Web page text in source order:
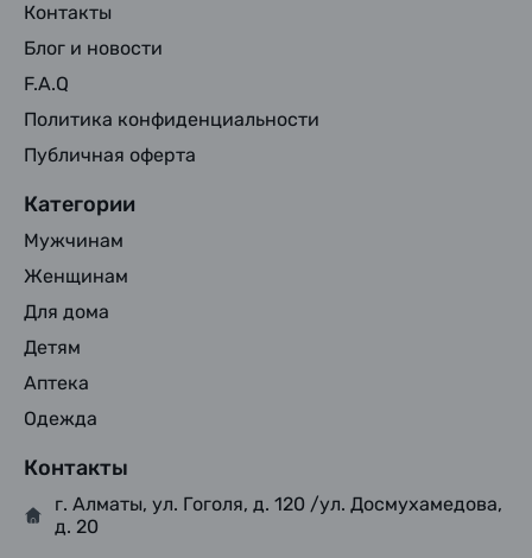
Контакты
Блог и новости
F.A.Q
Политика конфиденциальности
Публичная оферта
Категории
Мужчинам
Женщинам
Для дома
Детям
Аптека
Одежда
Контакты
г. Алматы, ул. Гоголя, д. 120 /ул. Досмухамедова,
д. 20